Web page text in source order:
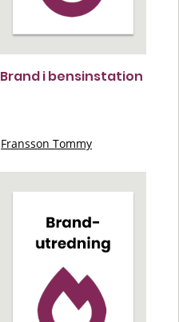
Brand i bensinstation
Fransson Tommy